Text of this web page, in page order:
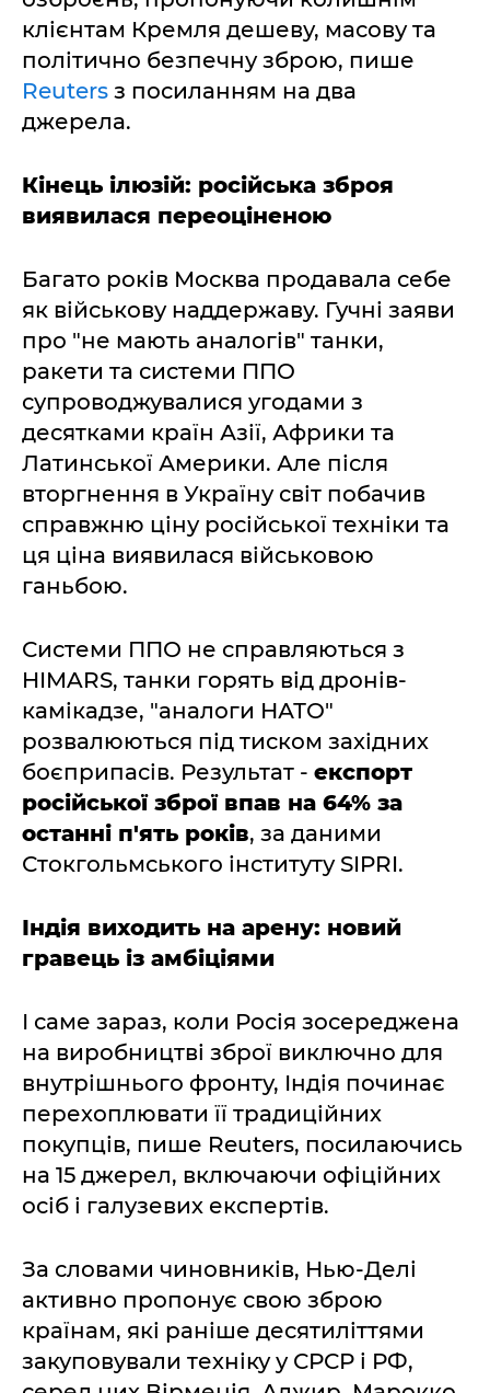
клієнтам Кремля дешеву, масову та
політично безпечну зброю, пише
Reuters з посиланням на два
джерела.
Кінець ілюзій: російська зброя
виявилася переоціненою
Багато років Москва продавала себе
як військову наддержаву. Гучні заяви
про "не мають аналогів" танки,
ракети та системи ППО
супроводжувалися угодами з
десятками країн Азії, Африки та
Латинської Америки. Але після
вторгнення в Україну світ побачив
справжню ціну російської техніки та
ця ціна виявилася військовою
ганьбою.
Системи ППО не справляються з
HIMARS, танки горять від дронів-
камікадзе, "аналоги НАТО"
розвалюються під тиском західних
боєприпасів. Результат - експорт
російської зброї впав на 64% за
останні п'ять років, за даними
Стокгольмського інституту SIPRI.
Індія виходить на арену: новий
гравець із амбіціями
І саме зараз, коли Росія зосереджена
на виробництві зброї виключно для
внутрішнього фронту, Індія починає
перехоплювати її традиційних
покупців, пише Reuters, посилаючись
на 15 джерел, включаючи офіційних
осіб і галузевих експертів.
За словами чиновників, Нью-Делі
активно пропонує свою зброю
країнам, які раніше десятиліттями
закуповували техніку у СРСР і РФ,